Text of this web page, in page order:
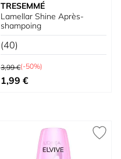
TRESEMMÉ
Lamellar Shine Après-
shampoing
(40)
Prix normal
3,99 €(-50%)
Prix spécial
1,99 €